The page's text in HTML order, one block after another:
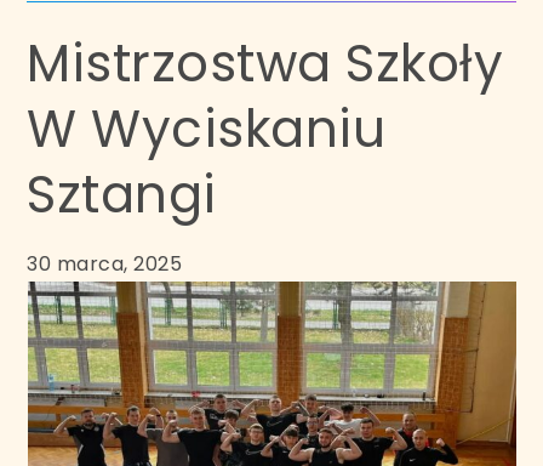
Mistrzostwa Szkoły
W Wyciskaniu
Sztangi
30 marca, 2025